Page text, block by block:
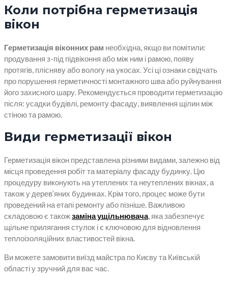
Коли потрібна герметизація
вікон
Герметизація віконних рам необхідна, якщо ви помітили:
продування з-під підвіконня або між ним і рамою, появу
протягів, плісняву або вологу на укосах. Усі ці ознаки свідчать
про порушення герметичності монтажного шва або руйнування
його захисного шару. Рекомендується проводити герметизацію
після: усадки будівлі, ремонту фасаду, виявлення щілин між
стіною та рамою.
Види герметизації вікон
Герметизація вікон представлена різними видами, залежно від
місця проведення робіт та матеріалу фасаду будинку. Цю
процедуру виконують на утеплених та неутеплених вікнах, а
також у дерев’яних будинках. Крім того, процес може бути
проведений на етапі ремонту або пізніше. Важливою
складовою є такожзаміна ущільнювача, яка забезпечує
щільне прилягання стулок і є ключовою для відновлення
теплоізоляційних властивостей вікна.
Ви можете замовити виїзд майстра по Києву та Київській
області у зручний для вас час.